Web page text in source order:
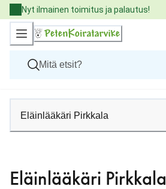
Skip
to
Content
Nyt ilmainen toimitus ja palautus!
Kissat
Tarjoukset
Eläinlääkäri Pirkkala
Eläinlääkäri Pirkkala